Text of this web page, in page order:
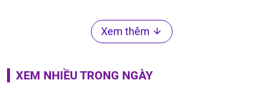
Xem thêm
XEM NHIỀU TRONG NGÀY